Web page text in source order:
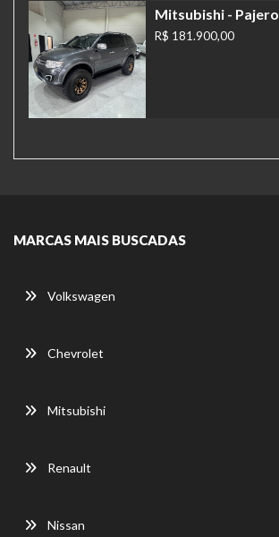
Mitsubishi- Pajero
R$ 181.900,00
MARCAS MAIS BUSCADAS
Volkswagen
Chevrolet
Mitsubishi
Renault
Nissan